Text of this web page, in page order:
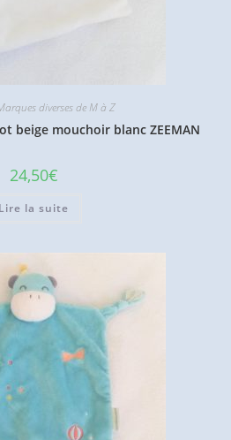
diverses de M à Z
beige mouchoir blanc ZEEMAN
24,50€
Lire la suite